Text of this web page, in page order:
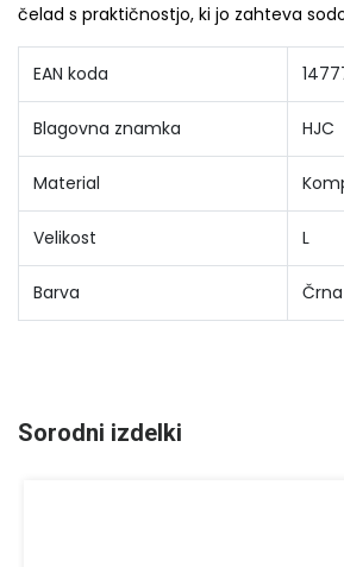
čelad s praktičnostjo, ki jo zahteva
EAN koda
Blagovna znamka HJC
Material
Velikost L
Barva
Sorodni izdelki